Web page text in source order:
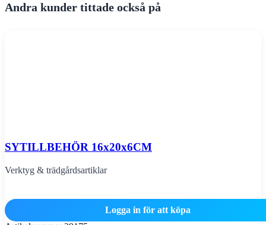
Andra kunder tittade också på
SYTILLBEHÖR 16x20x6CM
Verktyg & trädgårdsartiklar
Logga in för att köpa